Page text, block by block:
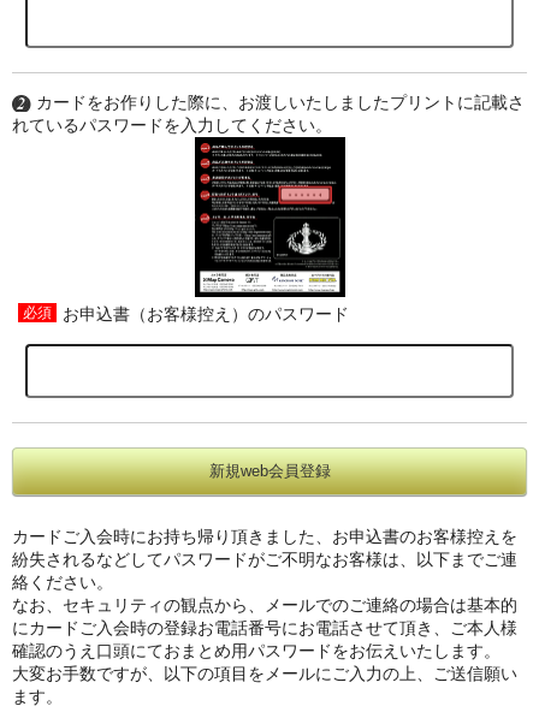
カードをお作りした際に、お渡しいたしましたプリントに記載さ
れているパスワードを入力してください。
お申込書（お客様控え）のパスワード
カードご入会時にお持ち帰り頂きました、お申込書のお客様控えを
紛失されるなどしてパスワードがご不明なお客様は、以下までご連
絡ください。
なお、セキュリティの観点から、メールでのご連絡の場合は基本的
にカードご入会時の登録お電話番号にお電話させて頂き、ご本人様
確認のうえ口頭にておまとめ用パスワードをお伝えいたします。
大変お手数ですが、以下の項目をメールにご入力の上、ご送信願い
ます。